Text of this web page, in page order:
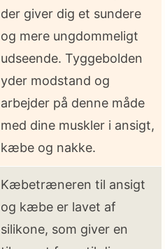
der giver dig et sundere
og mere ungdommeligt
udseende. Tyggebolden
yder modstand og
arbejder på denne måde
med dine muskler i ansigt,
kæbe og nakke.
Kæbetræneren til ansigt
og kæbe er lavet af
silikone, som giver en